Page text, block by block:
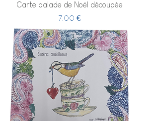
Carte balade de Noël découpée
Prix
7,00 €